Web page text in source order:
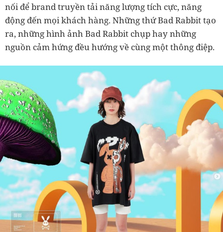
nối để brand truyền tải năng lượng tích cực, năng
động đến mọi khách hàng. Những thứ Bad Rabbit tạo
ra, những hình ảnh Bad Rabbit chụp hay những
nguồn cảm hứng đều hướng về cùng một thông điệp.